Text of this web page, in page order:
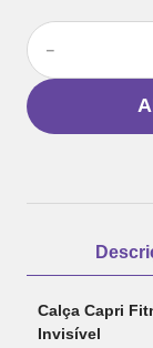
－
Calça Capri
Invisível